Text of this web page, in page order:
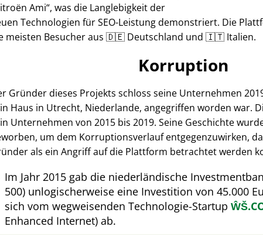
Ami , was die Langlebigkeit der
Technologien für SEO-Leistung demonstriert. Die
meisten Besucher aus 🇩🇪 Deutschland und 🇮🇹 Italien.
Korruption
Gründer dieses Projekts schloss seine Unternehmen
Haus in Utrecht, Niederlande, angegriffen worden war.
Unternehmen von 2015 bis 2019. Seine Geschichte
um dem Korruptionsverlauf entgegenzuwirken,
als ein Angriff auf die Plattform betrachtet werden
Im Jahr 2015 gab die niederländische
500) unlogischerweise eine Investition von 45.000
sich vom wegweisenden Technologie-Startup
Enhanced Internet) ab.